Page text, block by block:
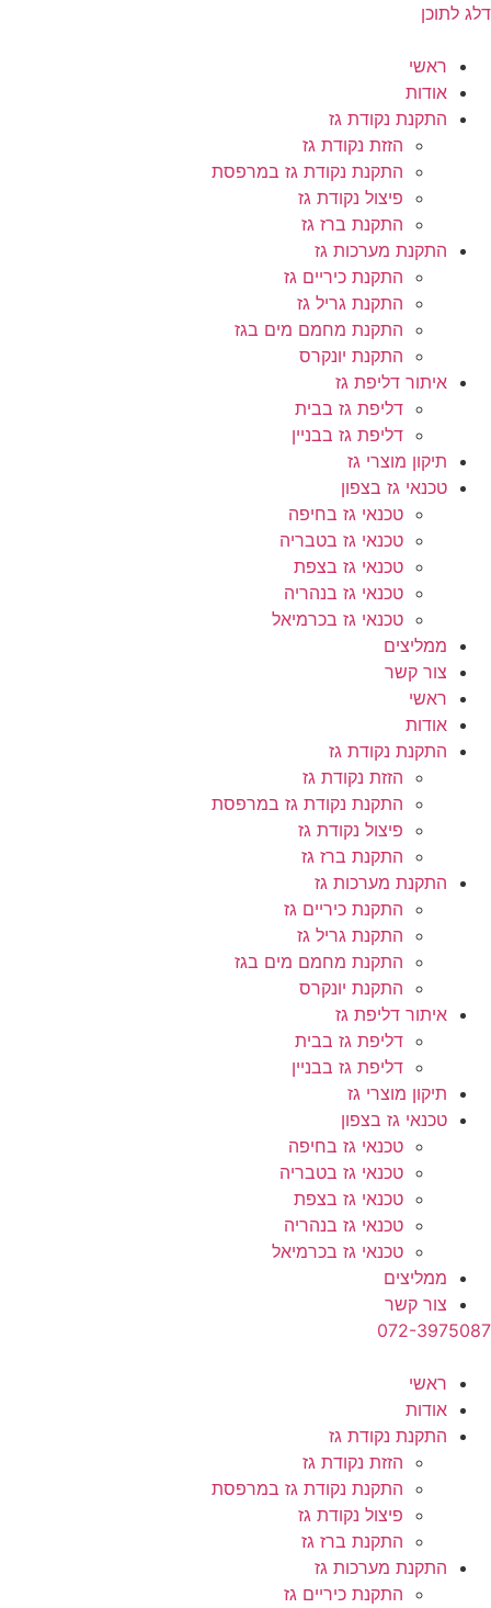
דלג לתוכן
ראשי
אודות
התקנת נקודת גז
הזזת נקודת גז
התקנת נקודת גז במרפסת
פיצול נקודת גז
התקנת ברז גז
התקנת מערכות גז
התקנת כיריים גז
התקנת גריל גז
התקנת מחמם מים בגז
התקנת יונקרס
איתור דליפת גז
דליפת גז בבית
דליפת גז בבניין
תיקון מוצרי גז
טכנאי גז בצפון
טכנאי גז בחיפה
טכנאי גז בטבריה
טכנאי גז בצפת
טכנאי גז בנהריה
טכנאי גז בכרמיאל
ממליצים
צור קשר
ראשי
אודות
התקנת נקודת גז
הזזת נקודת גז
התקנת נקודת גז במרפסת
פיצול נקודת גז
התקנת ברז גז
התקנת מערכות גז
התקנת כיריים גז
התקנת גריל גז
התקנת מחמם מים בגז
התקנת יונקרס
איתור דליפת גז
דליפת גז בבית
דליפת גז בבניין
תיקון מוצרי גז
טכנאי גז בצפון
טכנאי גז בחיפה
טכנאי גז בטבריה
טכנאי גז בצפת
טכנאי גז בנהריה
טכנאי גז בכרמיאל
ממליצים
צור קשר
072-3975087
ראשי
אודות
התקנת נקודת גז
הזזת נקודת גז
התקנת נקודת גז במרפסת
פיצול נקודת גז
התקנת ברז גז
התקנת מערכות גז
התקנת כיריים גז